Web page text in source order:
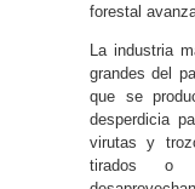
forestal
La industria
grandes del
que se
desperdicia
virutas y
tirados o